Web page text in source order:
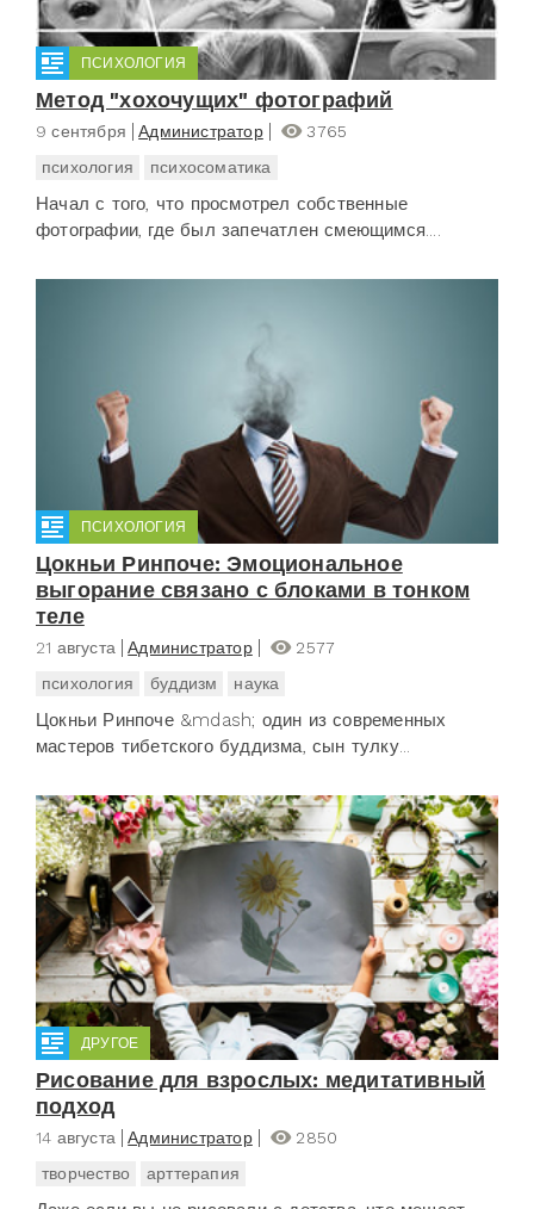
ПСИХОЛОГИЯ
Метод "хохочущих" фотографий
9 сентября Администратор
3765
психология
психосоматика
Начал с того, что просмотрел собственные
фотографии, где был запечатлен смеющимся....
ПСИХОЛОГИЯ
Цокньи Ринпоче: Эмоциональное
выгорание связано с блоками в тонком
теле
21 августа Администратор
2577
психология
буддизм наука
Цокньи Ринпоче &mdash; один из современных
мастеров тибетского буддизма, сын тулку...
ДРУГОЕ
Рисование для взрослых: медитативный
подход
14 августа Администратор
2850
творчество
арттерапия